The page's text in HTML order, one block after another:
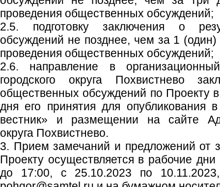
проведения общественных обсуждений;
2.5. подготовку заключения о
обсуждений не позднее, чем за 1
проведения общественных обсуждений;
2.6. направление в
городского округа Похвистнево
общественных обсуждений по Проекту
дня его принятия для опубликования
вестник» и размещении на сайте
округа Похвистнево.
3. Прием замечаний и предложений от
Проекту осуществляется в рабочие
до 17:00, с 25.10.2023 по